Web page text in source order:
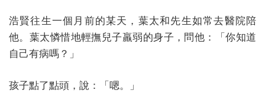
浩賢往生一個月前的某天，葉太和先生如常去醫院陪
他。葉太憐惜地輕撫兒子羸弱的身子，問他：「你知道
自己有病嗎？」
孩子點了點頭，說：「嗯。」